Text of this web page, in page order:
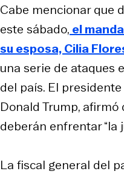
Cabe mencionar que
este sábado, el
su esposa, Cilia
una serie de ataques
del país. El
Donald Trump,
deberán enfrentar “la
La fiscal general del